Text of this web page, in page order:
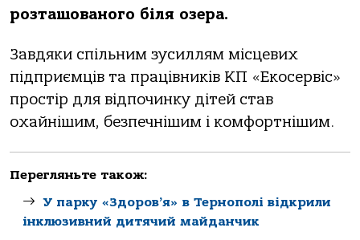
розташованого біля озера.
Завдяки спільним зусиллям місцевих
підприємців та працівників КП «Екосервіс»
простір для відпочинку дітей став
охайнішим, безпечнішим і комфортнішим.
Перегляньте також:
У парку «Здоров’я» в Тернополі відкрили
інклюзивний дитячий майданчик